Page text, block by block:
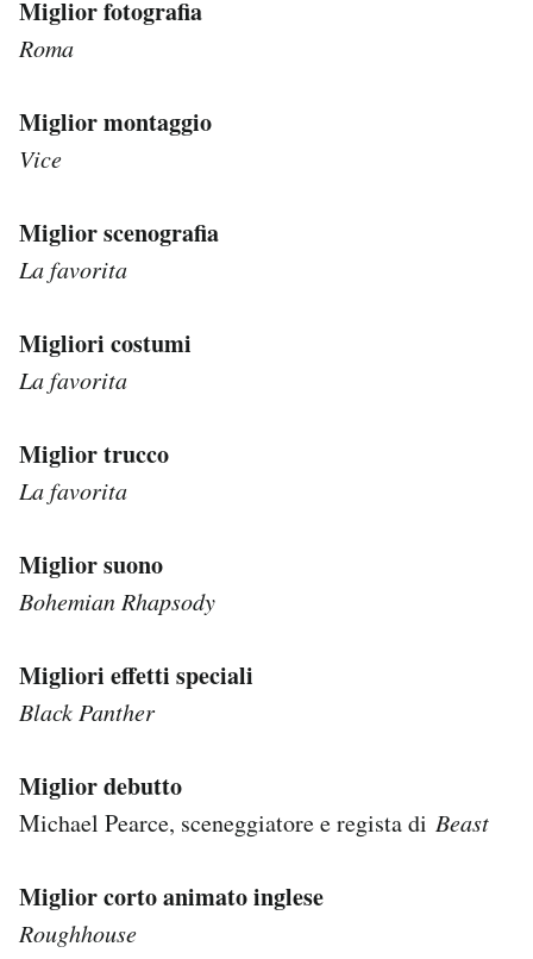
Miglior fotografia
Roma
Miglior montaggio
Vice
Miglior scenografia
La favorita
Migliori costumi
La favorita
Miglior trucco
La favorita
Miglior suono
Bohemian Rhapsody
Migliori effetti speciali
Black Panther
Miglior debutto
Michael Pearce, sceneggiatore e regista di Beast
Miglior corto animato inglese
Roughhouse